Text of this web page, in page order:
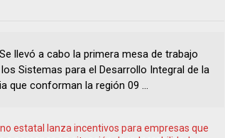
a cabo la primera mesa de trabajo
Sistemas para el Desarrollo Integral de la
que conforman la región 09 ...
estatal lanza incentivos para empresas que